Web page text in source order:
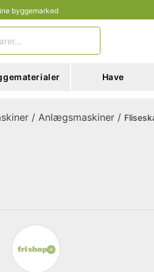
byggemarked
Have
/ Anlægsmaskiner /